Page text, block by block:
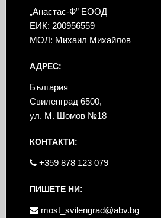
„Анастас-Ф” ЕООД
ЕИК: 200956559
МОЛ: Михаил Михайлов
АДРЕС:
България
Свиленград 6500,
ул. М. Шомов №18
КОНТАКТИ:
+359 878 123 079
ПИШЕТЕ НИ:
most_svilengrad@abv.bg